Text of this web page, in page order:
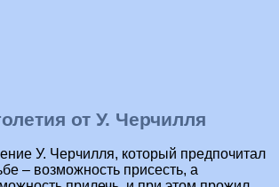
от У. Черчилля
У. Черчилля, который предпочитал
– возможность присесть, а